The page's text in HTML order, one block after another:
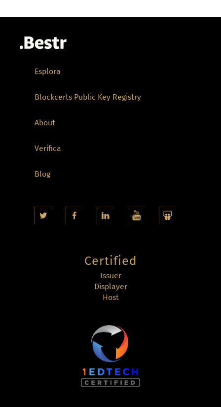
Esplora
Blockcerts Public Key Registry
About
Verifica
Blog
Certified
Issuer
Displayer
Host